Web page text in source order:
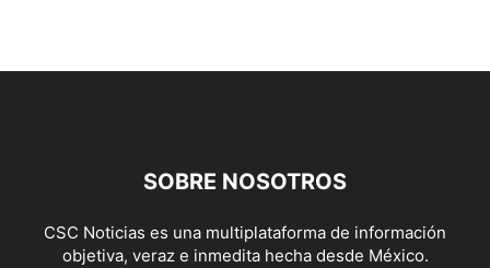
SOBRE NOSOTROS
CSC Noticias es una multiplataforma de información
objetiva, veraz e inmedita hecha desde México.